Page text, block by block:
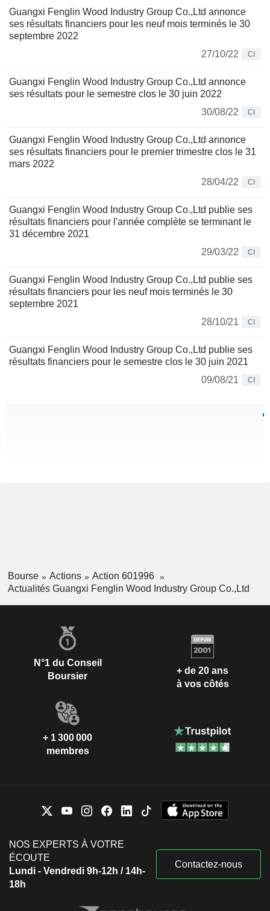
Guangxi Fenglin Wood Industry Group Co.,Ltd annonce
ses résultats financiers pour les neuf mois terminés le 30
septembre 2022
27/10/22
CI
Guangxi Fenglin Wood Industry Group Co.,Ltd annonce
ses résultats pour le semestre clos le 30 juin 2022
30/08/22
CI
Guangxi Fenglin Wood Industry Group Co.,Ltd annonce
ses résultats financiers pour le premier trimestre clos le 31
mars 2022
28/04/22
CI
Guangxi Fenglin Wood Industry Group Co.,Ltd publie ses
résultats financiers pour l'année complète se terminant le
31 décembre 2021
29/03/22
CI
Guangxi Fenglin Wood Industry Group Co.,Ltd publie ses
résultats financiers pour les neuf mois terminés le 30
septembre 2021
28/10/21
CI
Guangxi Fenglin Wood Industry Group Co.,Ltd publie ses
résultats financiers pour le semestre clos le 30 juin 2021
09/08/21
CI
Bourse Actions
Action 601996
Actualités Guangxi Fenglin Wood Industry Group Co.,Ltd
N°1 du Conseil
Boursier
+ de 20 ans
à vos côtés
+ 1 300 000
membres
NOS EXPERTS À VOTRE
ÉCOUTE
Lundi - Vendredi 9h-12h / 14h-
18h
Contactez-nous